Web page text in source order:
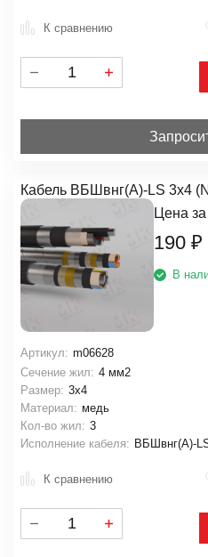
К сравнению
Кабель ВБШвнг(А)-LS 3х4
Цена за
190 ₽
В
Артикул: m06628
Сечение жил: 4 мм2
Размер: 3х4
Материал: медь
Кол-во жил: 3
Исполнение кабеля: ВБШвнг(А)-
К сравнению